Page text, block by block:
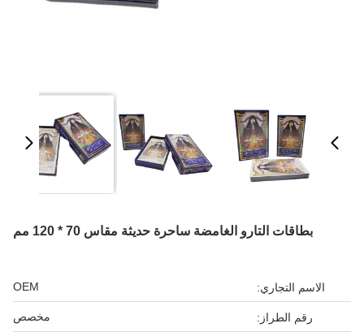
بطاقات التارو الغامضة ساحرة حديثة مقاس 70 * 120 مم
الاسم التجاري: OEM
رقم الطراز: مخصص